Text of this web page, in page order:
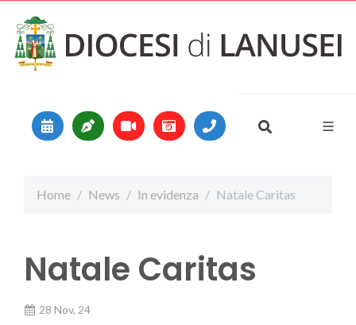
Main Navigation
Home News In evidenza Natale Caritas
Natale Caritas
28 Nov, 24